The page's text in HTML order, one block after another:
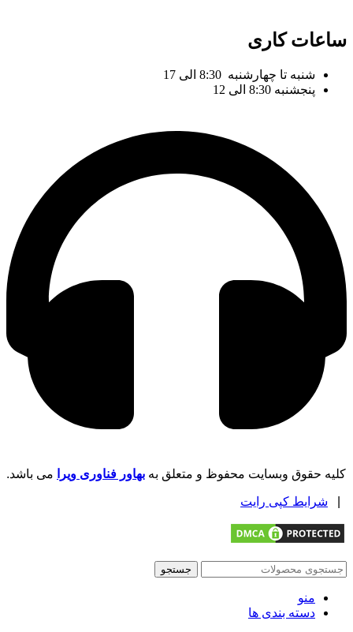
ساعات کاری
شنبه تا چهارشنبه 8:30 الی 17
پنجشنبه 8:30 الی 12
کلیه حقوق وبسایت محفوظ و متعلق به بهاور فناوری ویرا می باشد.
شرایط کپی رایت
جستجو
منو
دسته بندی ها